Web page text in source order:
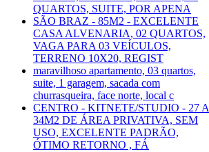
QUARTOS, SUITE, POR APENA
SÃO BRAZ - 85M2 - EXCELENTE
CASA ALVENARIA, 02 QUARTOS,
VAGA PARA 03 VEÍCULOS,
TERRENO 10X20, REGIST
maravilhoso apartamento, 03 quartos,
suite, 1 garagem, sacada com
churrasqueira, face norte, local c
CENTRO - KITNETE/STUDIO - 27 A
34M2 DE ÁREA PRIVATIVA, SEM
USO, EXCELENTE PADRÃO,
ÓTIMO RETORNO , FÁ